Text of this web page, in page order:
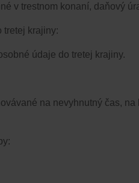
v trestnom konaní,​​ daňový
tretej krajiny:​​
údaje do tretej krajiny.​​
na nevyhnutný čas,